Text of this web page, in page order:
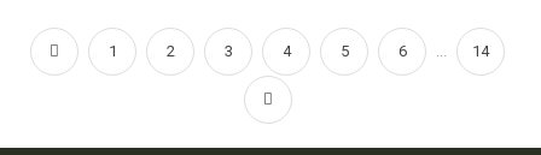
1 2 3 4 5 6 14